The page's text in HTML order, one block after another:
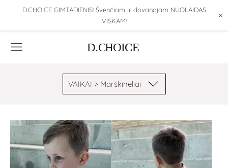
D.CHOICE GIMTADIENIS! Švenčiam ir dovanojam NUOLAIDAS
VISKAM!
×
VAIKAI > Marškinėliai